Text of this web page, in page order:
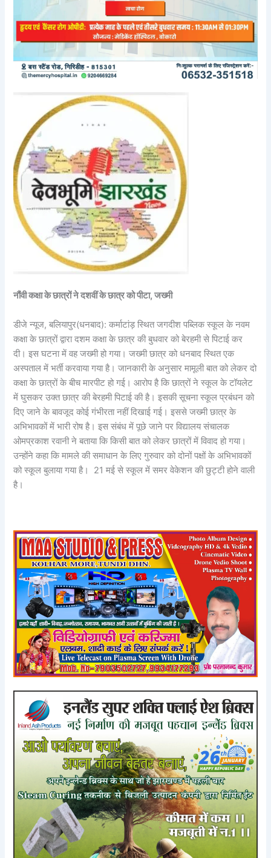
नौंवी कक्षा के छात्रों ने दशवीं के छात्र को पीटा, जख्मी
डीजे न्यूज, बलियापुर(धनबाद): कर्माटांड़ स्थित जगदीश पब्लिक स्कूल के नवम
कक्षा के छात्रों द्वारा दशम कक्षा के छात्र की बुधवार को बेरहमी से पिटाई कर
दी। इस घटना में वह जख्मी हो गया। जख्मी छात्र को धनबाद स्थित एक
अस्पताल में भर्ती करवाया गया है। जानकारी के अनुसार मामूली बात को लेकर दो
कक्षा के छात्रों के बीच मारपीट हो गई। आरोप है कि छात्रों ने स्कूल के टॉयलेट
में घुसकर उक्त छात्र की बेरहमी पिटाई की है। इसकी सूचना स्कूल प्रबंधन को
दिए जाने के बावजूद कोई गंभीरता नहीं दिखाई गई। इससे जख्मी छात्र के
अभिभावकों में भारी रोष है। इस संबंध में पूछे जाने पर विद्यालय संचालक
ओमप्रकाश रवानी ने बताया कि किसी बात को लेकर छात्रों में विवाद हो गया।
उन्होंने कहा कि मामले की समाधान के लिए गुरुवार को दोनों पक्षों के अभिभावकों
को स्कूल बुलाया गया है। 21 मई से स्कूल में समर वेकेशन की छुट्टी होने वाली
है।